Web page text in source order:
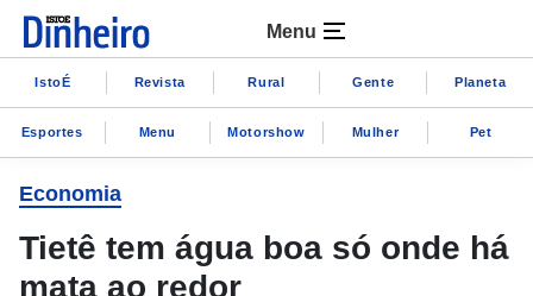
Menu
IstoÉ Revista Rural Gente Planeta
Esportes Menu Motorshow Mulher Pet
Economia
Tietê tem água boa só onde há
mata ao redor